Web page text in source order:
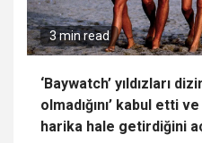
3 min read
‘Baywatch’ yıldızları
olmadığını’ kabul etti
harika hale getirdiğini